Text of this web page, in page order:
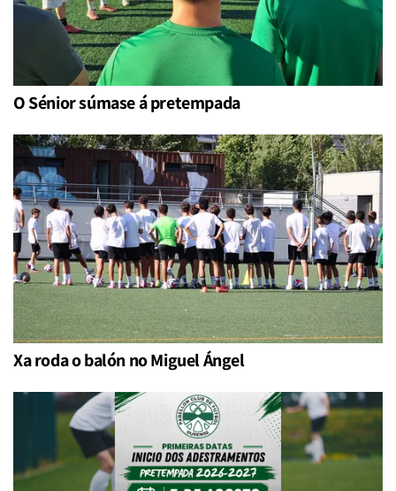
O Sénior súmase á pretempada
Xa roda o balón no Miguel Ángel